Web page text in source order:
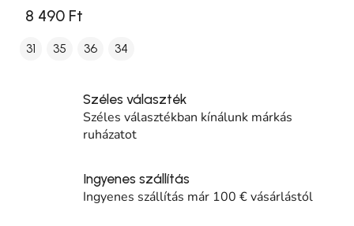
8 490 Ft
31 35 36 34
Széles választék
Széles választékban kínálunk márkás
ruházatot
Ingyenes szállítás
Ingyenes szállítás már 100 € vásárlástól